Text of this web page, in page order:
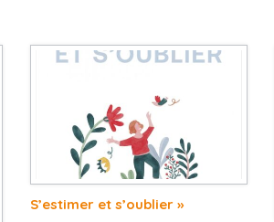
S’estimer et s’oublier »